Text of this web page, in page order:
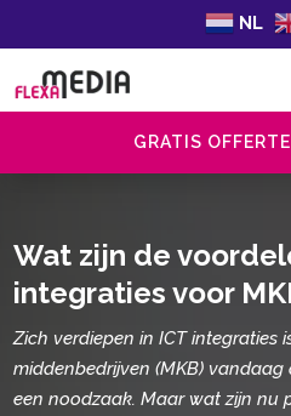
NL
GRATIS
Wat zijn de
integraties voor
Zich verdiepen in ICT integraties
middenbedrijven (MKB)
een noodzaak. Maar wat zijn nu